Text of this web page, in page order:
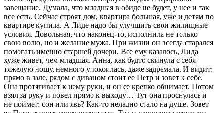
завещание. Думала, что младшая в обиде не будет, у нее и так
все есть. Сейчас строят дом, квартира большая, уже и детям по
квартире купила. А Лиде надо бы улучшить свои жилищные
условия. Довольная, что наконец-то, исполнила не только
свою волю, но и желание мужа. При жизни он всегда старался
помогать именно старшей дочери. Все ему казалось, Лида
хуже живет, чем младшая. Анна, как будто скинула с себя
тяжелую ношу, немного упокоилась, даже задремала. И видит:
прямо в зале, рядом с диваном стоит ее Петр и зовет к себе.
Она протягивает к нему руки, и он ее крепко обнимает. Потом
взял за руку и повел прямо к выходу… Тут она проснулась и
не поймет: сон или явь? Как-то неладно стало на душе. Зовет